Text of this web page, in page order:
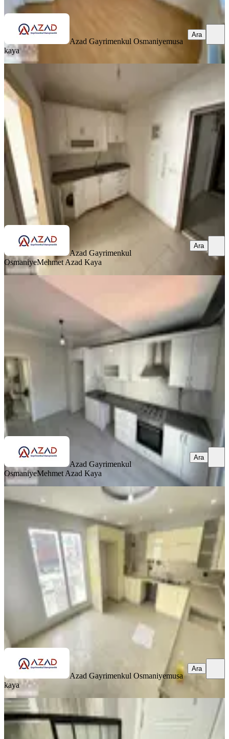
Azad Gayrimenkul Osmaniyemusa
kaya
Ara
KOMBİLİ
Azad- Cafeler Sokağı Civarı Satlık
Merkez, Fakıuşağı Mahallesi
· 03.07.2026
800.000 ₺
Azad Gayrimenkul Osmaniye Mehmet Azad Kaya
Ara
Azad Gayrimenkul
OsmaniyeMehmet Azad Kaya
Ara
BALKONLU
Azad- Pazartesi Pazarı Civarı
Yatırımlık Satılık 3+1 140m2 Daire
Merkez, Eyüp Sultan Mahallesi
3+1
·5. Kat·03.07.2026
3.550.000 ₺
Azad Gayrimenkul OsmaniyeMehmet Azad Kaya
Ara
Azad Gayrimenkul
OsmaniyeMehmet Azad Kaya
Ara
Azad-esenevler Mah. Salı Pazarı
Civarı Satılık Dubleks Daire
Merkez, Esenevler Mahallesi
4+1
·
3.700.000 ₺
Azad Gayrimenkul Osmaniye musa kaya
Azad Gayrimenkul Osmaniyemusa
kaya
Ara
SIFIR BİNA
Azad-vali Konağı Civarı Satılık Sıfır
3+1 Açık Mutfak Daire